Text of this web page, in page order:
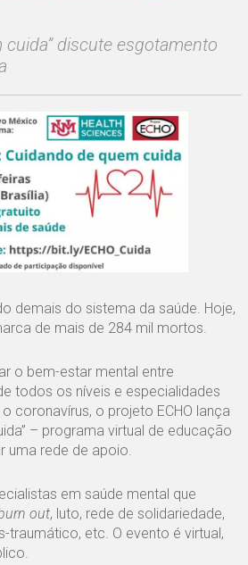
cuida” discute esgotamento
demais do sistema da saúde. Hoje,
de mais de 284 mil mortos.
o bem-estar mental entre
todos os níveis e especialidades
coronavírus, o projeto ECHO lança
– programa virtual de educação
uma rede de apoio.
em saúde mental que
out, luto, rede de solidariedade,
traumático, etc. O evento é virtual,